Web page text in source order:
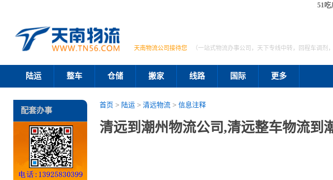
51吃
天南物流公司接待您 （一站式物流办事公司，天下专线中转，回程车调剂
陆运 整车 仓储 搬家 线路 国际 更多
首页 > 陆运> 清远物流> 信息注释
清远到潮州物流公司,清远整车物流到
配套办事